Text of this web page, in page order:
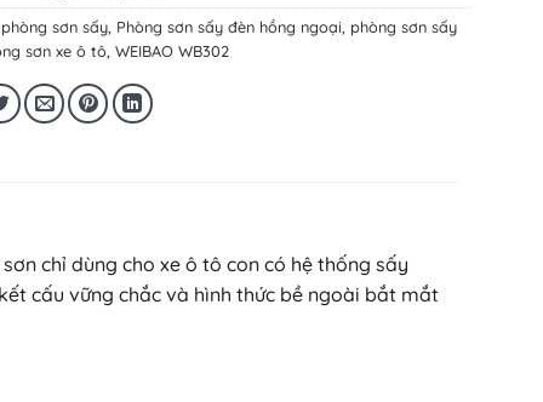
phòng sơn sấy, Phòng sơn sấy đèn hồng ngoại phòng sơn sấy
sơn xe ô tô, WEIBAO WB302
chỉ dùng cho xe ô tô con có hệ thống sấy
cấu vững chắc và hình thức bề ngoài bắt mắt